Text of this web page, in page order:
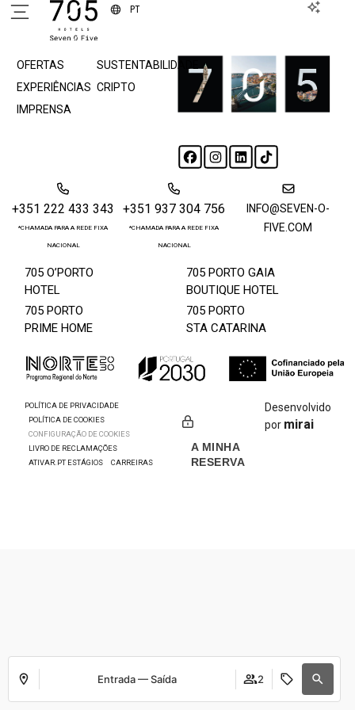
PT
Entrada — Saída 2
SOBRE NÓS
EVENTOS
OFERTAS
SUSTENTABILIDADE
EXPERIÊNCIAS CRIPTO
IMPRENSA
+351 222 433 343
*CHAMADA PARA A REDE FIXA
NACIONAL
+351 937 304 756
*CHAMADA PARA A REDE FIXA
NACIONAL
INFO@SEVEN-O-
FIVE.COM
705 O’PORTO
HOTEL
705 PORTO GAIA
BOUTIQUE HOTEL
705 PORTO
PRIME HOME
705 PORTO
STA CATARINA
POLÍTICA DE PRIVACIDADE
POLÍTICA DE COOKIES
CONFIGURAÇÃO DE COOKIES
LIVRO DE RECLAMAÇÕES
ATIVAR.PT ESTÁGIOS
CARREIRAS
A MINHA
RESERVA
Desenvolvido
por mirai